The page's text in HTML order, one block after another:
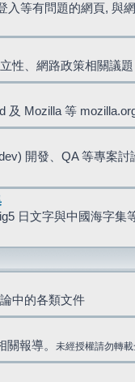
入等有問題的網頁, 與
性、網路政策相關議題
及 Mozilla 等
開發、QA 等專案討
日文字與中國海字集
中的各類文件
報導。 未經授權請勿轉